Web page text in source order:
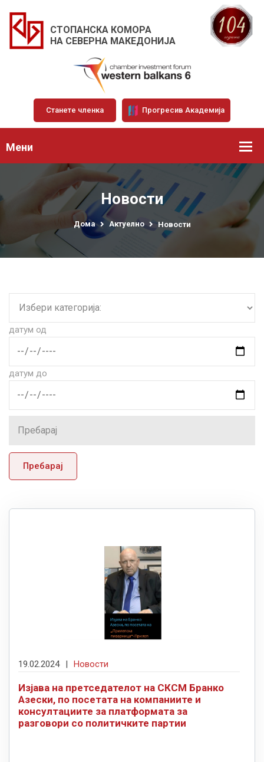
СТОПАНСКА КОМОРА
НА СЕВЕРНА МАКЕДОНИЈА
Станете членка Прогресив Академија
Мени
Новости
Дома Актуелно Новости
датум од
датум до
Пребарај
19.02.2024 | Новости
Изјава на претседателот на СКСМ Бранко
Азески, по посетата на компаниите и
консултациите за платформата за
разговори со политичките партии